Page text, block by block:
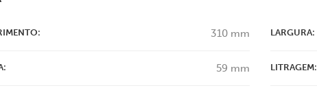
310 mm LARGURA:
59 mm LITRAGEM: